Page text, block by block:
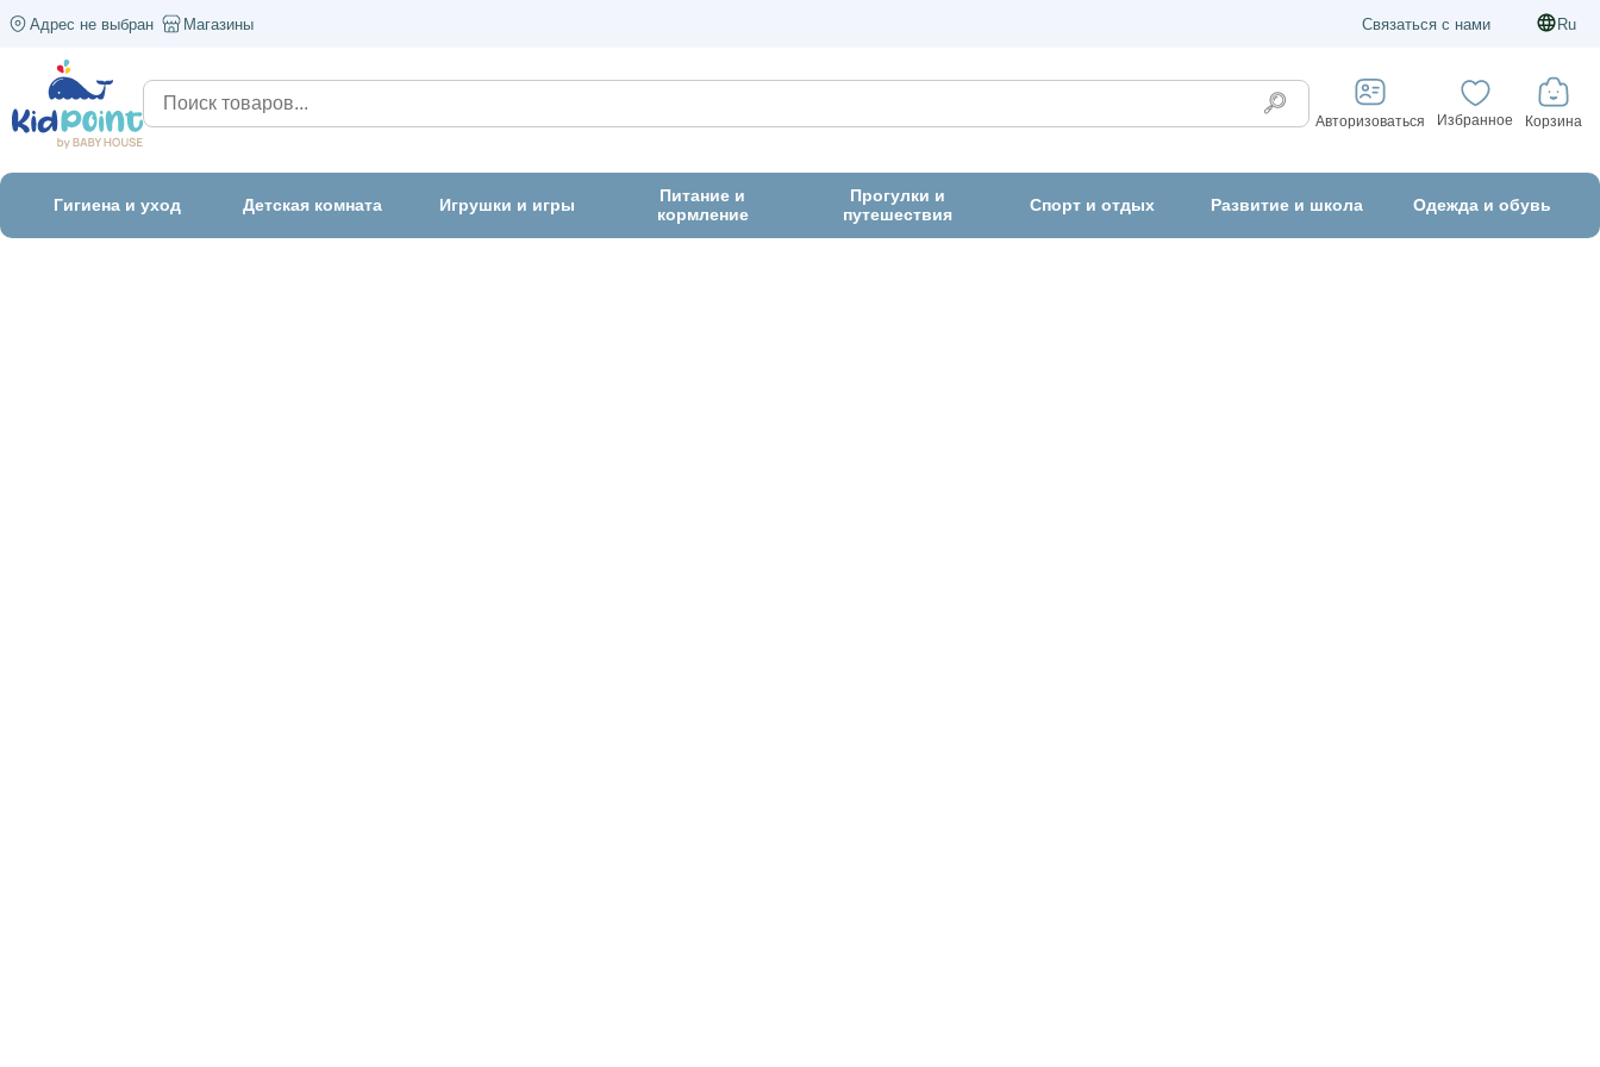
Адрес не выбран Магазины Связаться с нами Ru
Авторизоваться Избранное Корзина
Гигиена и уход Детская комната Игрушки и игры
Питание и
кормление
Прогулки и
путешествия
Спорт и отдых Развитие и школа Одежда и обувь